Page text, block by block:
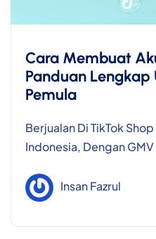
Cara Membuat
Panduan
Pemula
Berjualan Di TikTok
Indonesia, Dengan GMV
Insan Fazrul